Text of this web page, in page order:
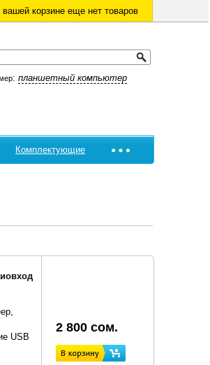
вашей корзине еще нет товаров
: планшетный компьютер
Комплектующие
USB
2 800 сом.